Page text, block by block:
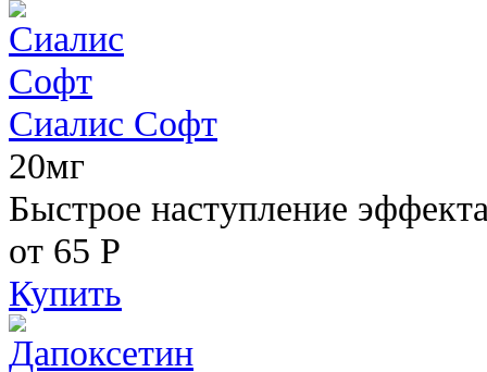
Сиалис Софт
20мг
Быстрое наступление
от 65 Р
Купить